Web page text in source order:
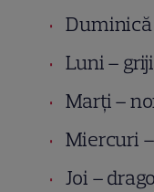
Duminică
Luni – griji
Marţi –
Miercuri
Joi –